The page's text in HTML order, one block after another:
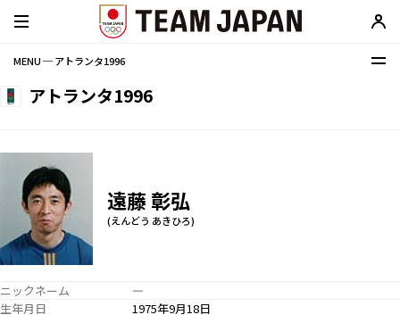
MENU ─ アトランタ1996
アトランタ1996
遠藤 彰弘
(えんどう あきひろ)
ニックネーム
―
生年月日
1975年9月18日